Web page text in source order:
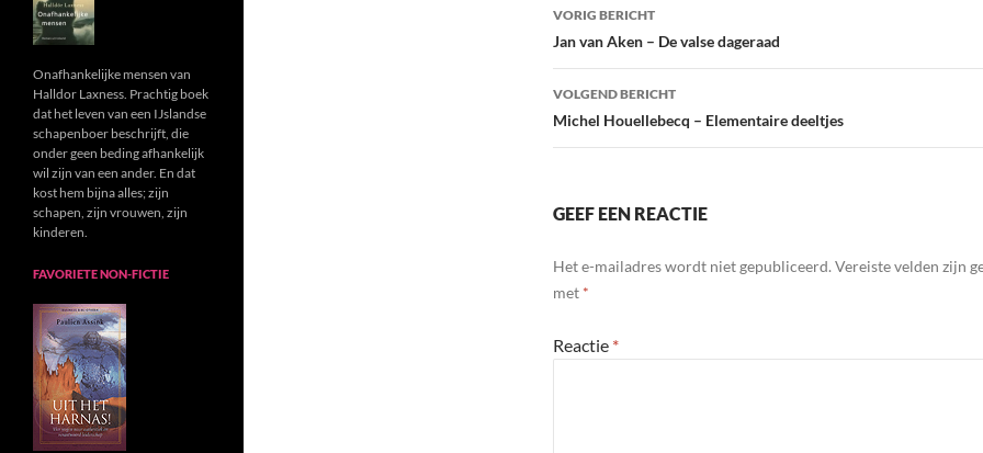
navigatie
VORIG BERICHT
Jan van Aken – De valse dageraad
VOLGEND BERICHT
Michel Houellebecq – Elementaire deeltjes
GEEF EEN REACTIE
Het e-mailadres wordt niet gepubliceerd. Vereiste velden zijn
met *
Reactie *
Onafhankelijke mensen van
Halldor Laxness. Prachtig boek
dat het leven van een IJslandse
schapenboer beschrijft, die
onder geen beding afhankelijk
wil zijn van een ander. En dat
kost hem bijna alles; zijn
schapen, zijn vrouwen, zijn
kinderen.
FAVORIETE NON-FICTIE